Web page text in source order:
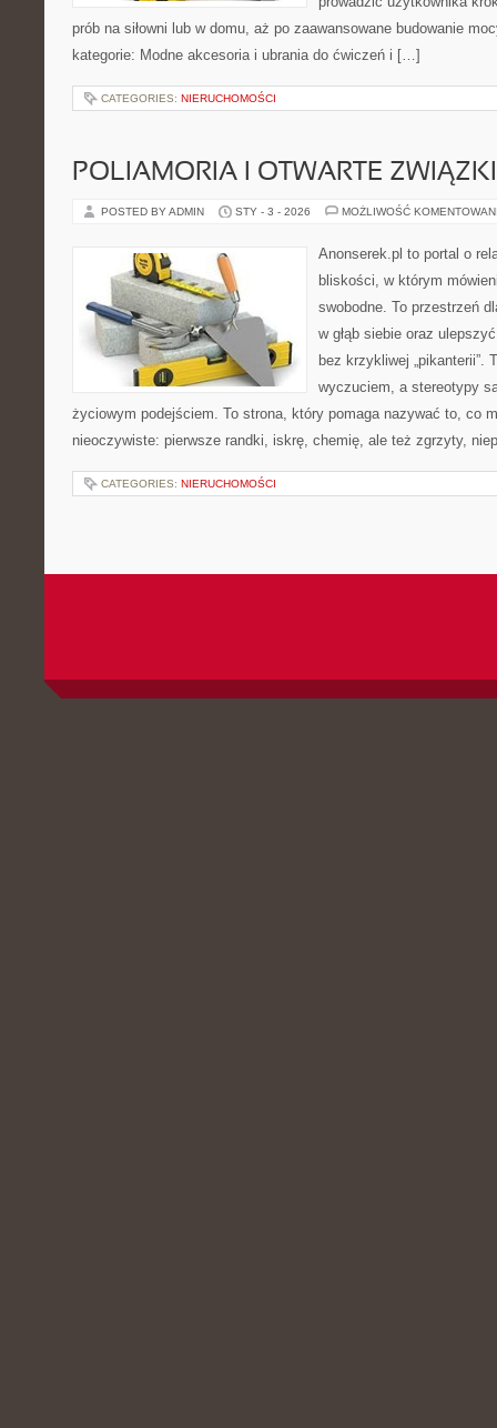
prób na siłowni lub w domu, aż po zaawansowane budowanie
kategorie: Modne akcesoria i ubrania do ćwiczeń i […]
CATEGORIES: NIERUCHOMOŚCI
POLIAMORIA I OTWARTE ZWIĄZKI
POSTED BY ADMIN STY - 3 - 2026 MOŻLIWOŚĆ
Anonserek.pl to portal o
bliskości, w którym
swobodne. To przestrzeń
w głąb siebie oraz
bez krzykliwej
wyczuciem, a stereotypy
życiowym podejściem. To strona, który pomaga nazywać to, co
nieoczywiste: pierwsze randki, iskrę, chemię, ale też zgrzyty,
CATEGORIES: NIERUCHOMOŚCI